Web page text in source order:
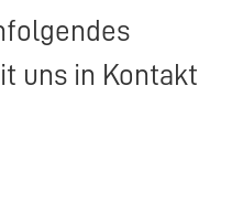
uns in Kontakt